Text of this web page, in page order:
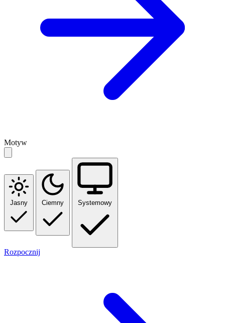
Motyw
Jasny Ciemny Systemowy
Rozpocznij